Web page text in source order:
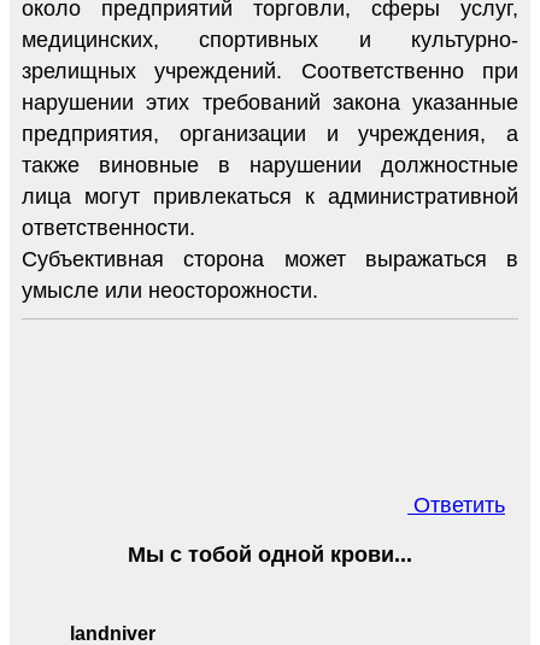
около предприятий торговли, сферы услуг,
медицинских, спортивных и культурно-
зрелищных учреждений. Соответственно при
нарушении этих требований закона указанные
предприятия, организации и учреждения, а
также виновные в нарушении должностные
лица могут привлекаться к административной
ответственности.
Субъективная сторона может выражаться в
умысле или неосторожности.
Ответить
landniver
Мы с тобой одной крови...